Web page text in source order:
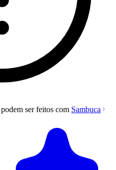
ser feitos com Sambuca